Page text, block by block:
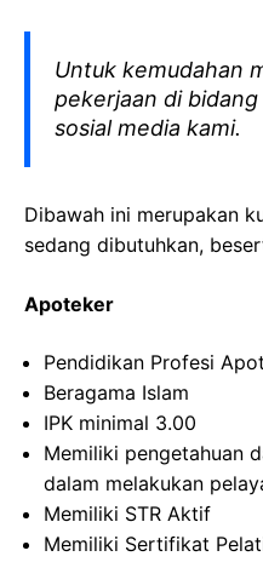
Untuk kemudahan
pekerjaan di
sosial media kami.
Dibawah ini merupakan
sedang dibutuhkan,
Apoteker
Pendidikan Profesi
Beragama Islam
IPK minimal 3.00
Memiliki pengetahuan
dalam melakukan
Memiliki STR Aktif
Memiliki Sertifikat